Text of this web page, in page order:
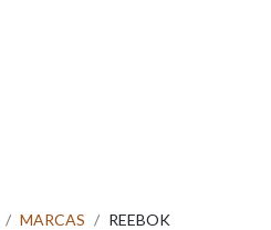
MARCAS REEBOK